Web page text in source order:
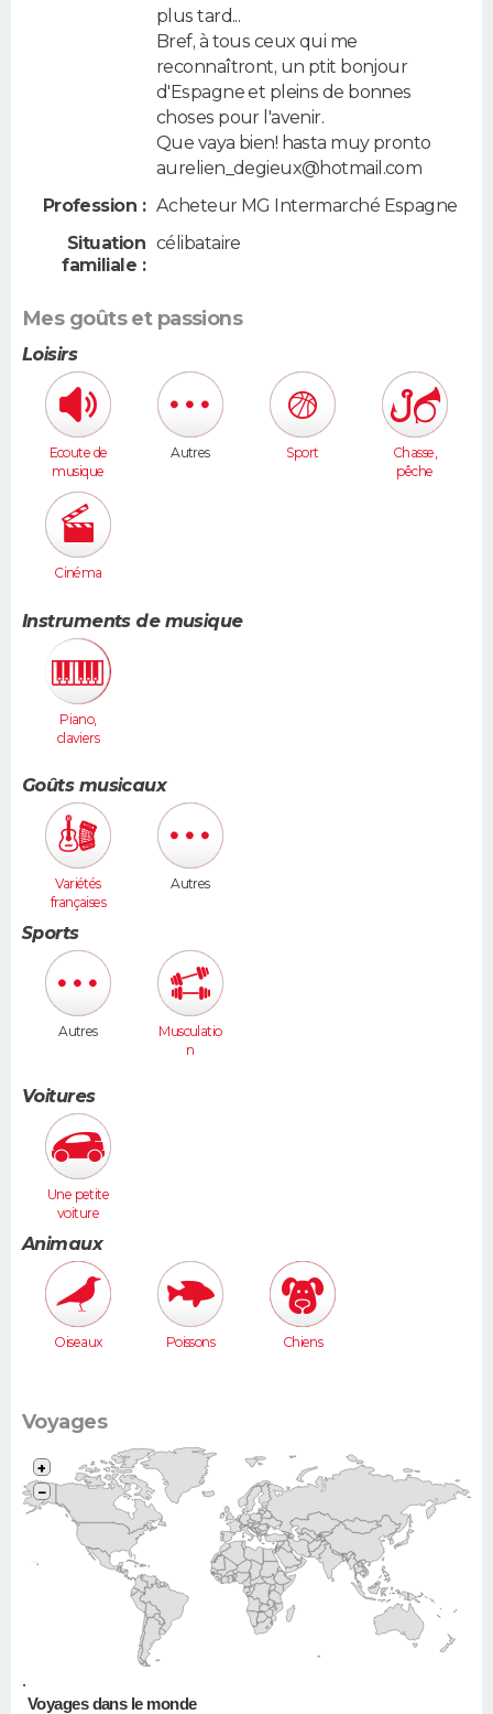
plus tard...
Bref, à tous ceux qui me
reconnaîtront, un ptit bonjour
d'Espagne et pleins de bonnes
choses pour l'avenir.
Que vaya bien! hasta muy pronto
aurelien_degieux@hotmail.com
Profession : Acheteur MG Intermarché Espagne
Situation
familiale :
célibataire
Mes goûts et passions
Loisirs
Ecoute de
musique
Autres Sport
Chasse,
pêche
Cinéma
Instruments de musique
Piano,
claviers
Goûts musicaux
Variétés
françaises
Autres
Sports
Autres
Musculatio
n
Voitures
Une petite
voiture
Clio, 206...)
Animaux
Oiseaux Poissons Chiens
Voyages
•
+
−
Voyages dans le monde